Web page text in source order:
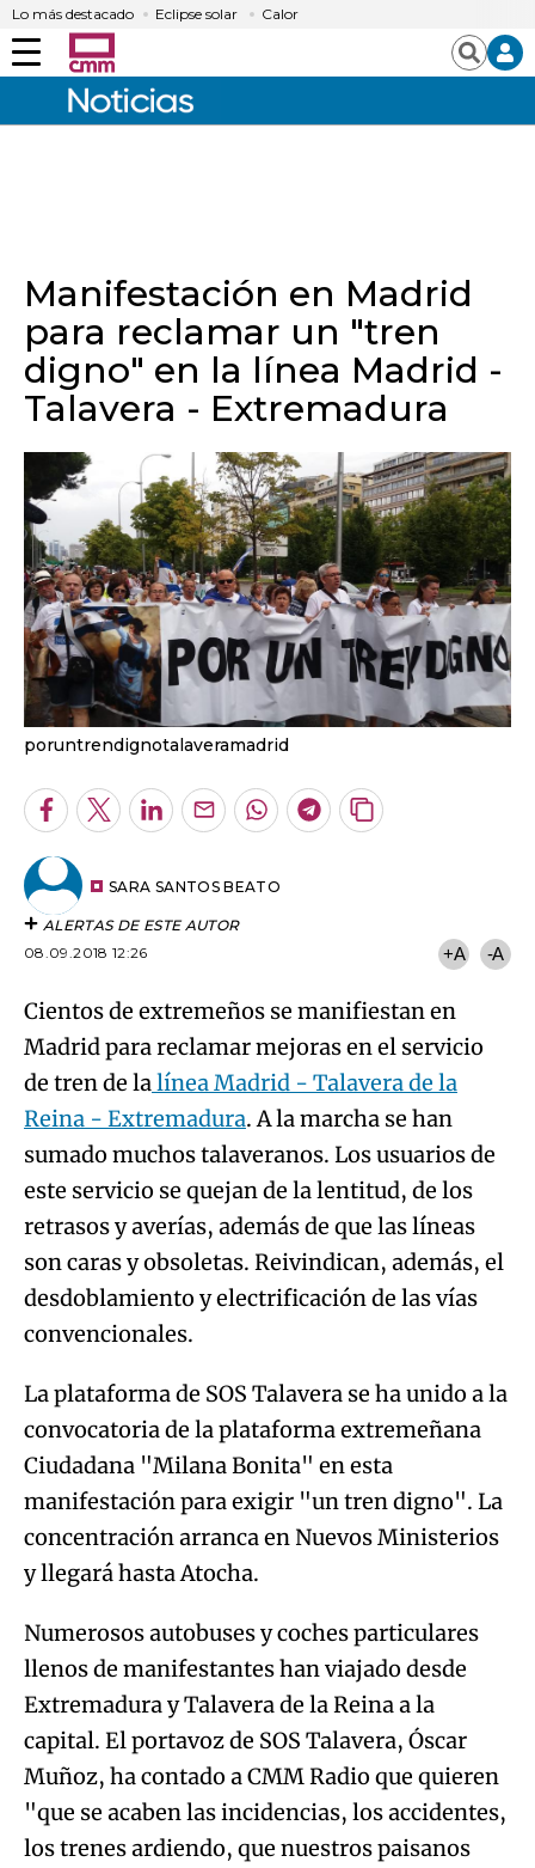
Lo más destacado Eclipse solar Calor
Menú Buscar
Manifestación en Madrid
para reclamar un "tren
digno" en la línea Madrid -
Talavera - Extremadura
poruntrendignotalaveramadrid
Facebook
TwitterLinkedInEnviarWhatsapp
Telegram
Copiar
SARA SANTOS BEATO
ALERTAS DE ESTE AUTOR
08.09.2018 12:26
+A -A
Cientos de extremeños se manifiestan en
Madrid para reclamar mejoras en el servicio
de tren de lalínea Madrid - Talavera de la
Reina - Extremadura. A la marcha se han
sumado muchos talaveranos. Los usuarios de
este servicio se quejan de la lentitud, de los
retrasos y averías, además de que las líneas
son caras y obsoletas. Reivindican, además, el
desdoblamiento y electrificación de las vías
convencionales.
La plataforma de SOS Talavera se ha unido a la
convocatoria de la plataforma extremeñana
Ciudadana "Milana Bonita" en esta
manifestación para exigir "un tren digno". La
concentración arranca en Nuevos Ministerios
y llegará hasta Atocha.
Numerosos autobuses y coches particulares
llenos de manifestantes han viajado desde
Extremadura y Talavera de la Reina a la
capital. El portavoz de SOS Talavera, Óscar
Muñoz, ha contado a CMM Radio que quieren
"que se acaben las incidencias, los accidentes,
los trenes ardiendo, que nuestros paisanos